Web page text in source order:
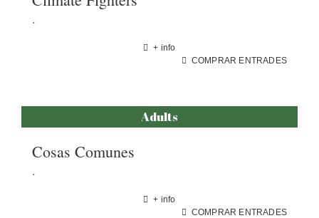
.
+ info
COMPRAR ENTRADES
Adults
Cosas Comunes
.
+ info
COMPRAR ENTRADES